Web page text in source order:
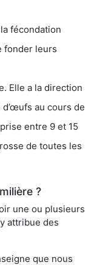
fécondation
fonder leurs
Elle a la direction
au cours de
entre 9 et 15
de toutes les
?
une ou plusieurs
attribue des
que nous